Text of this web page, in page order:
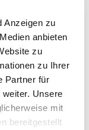
Anzeigen zu
anbieten
zu
zu Ihrer
Partner für
Unsere
mit
bereitgestellt